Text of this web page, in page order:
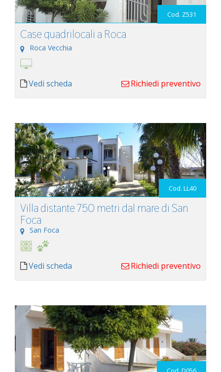
Cod. Z531
Case quadrilocali a Roca
Roca Vecchia
Vedi scheda Richiedi preventivo
Cod. LL40
Villa distante 750 metri dal mare di San
Foca
San Foca
Vedi scheda Richiedi preventivo